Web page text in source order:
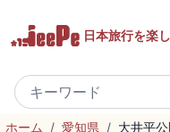
日本旅行を楽
ホーム / 愛知県 / 大井平